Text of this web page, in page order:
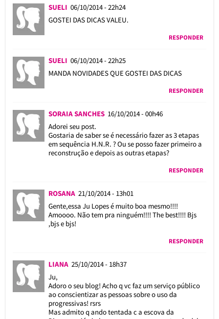
SUELI 06/10/2014 - 22h24
GOSTEI DAS DICAS VALEU.
RESPONDER
SUELI 06/10/2014 - 22h25
MANDA NOVIDADES QUE GOSTEI DAS DICAS
RESPONDER
SORAIA SANCHES 16/10/2014 - 00h46
Adorei seu post.
Gostaria de saber se é necessário fazer as 3 etapas
em sequência H.N.R. ? Ou se posso fazer primeiro a
reconstrução e depois as outras etapas?
RESPONDER
ROSANA 21/10/2014 - 13h01
Gente,essa Ju Lopes é muito boa mesmo!!!!
Amoooo. Não tem pra ninguém!!!! The best!!!! Bjs
,bjs e bjs!
RESPONDER
LIANA 25/10/2014 - 18h37
Ju,
Adoro o seu blog! Acho q vc faz um serviço público
ao conscientizar as pessoas sobre o uso da
progressivas! rsrs
Mas admito q ando tentada c a escova da